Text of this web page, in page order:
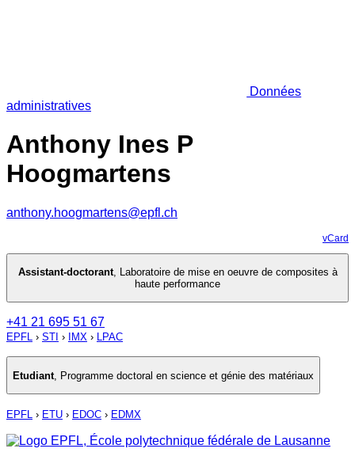
Données
administratives
Anthony Ines P
Hoogmartens
anthony.hoogmartens@epfl.ch
vCard
Assistant-doctorant, Laboratoire de mise en oeuvre de composites à
haute performance
+41 21 695 51 67
EPFL › STI › IMX › LPAC
Etudiant Programme doctoral en science et génie des matériaux
EPFL › ETU › EDOC › EDMX